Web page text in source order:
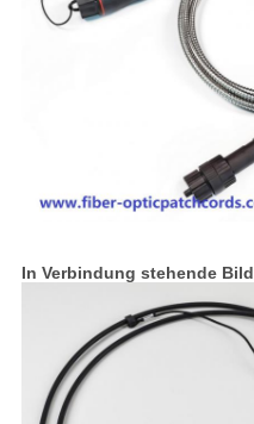
In Verbindung stehende